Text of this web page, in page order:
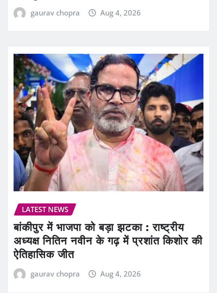
gaurav chopra Aug 4, 2026
LATEST NEWS
बांकीपुर में भाजपा को बड़ा झटका : राष्ट्रीय
अध्यक्ष नितिन नवीन के गढ़ में प्रशांत किशोर की
ऐतिहासिक जीत
gaurav chopra Aug 4, 2026